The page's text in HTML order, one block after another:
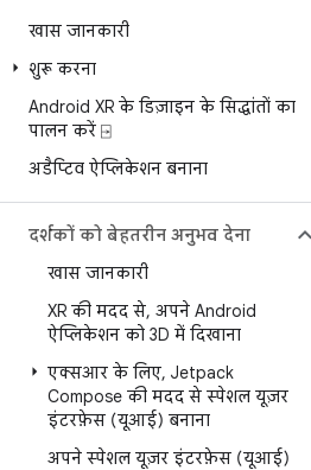
खास जानकारी
शुरू करना
Android XR के डिज़ाइन के सिद्धांतों का
पालन करें ⍈
अडैप्टिव ऐप्लिकेशन बनाना
दर्शकों को बेहतरीन अनुभव देना
खास जानकारी
XR की मदद से, अपने Android
ऐप्लिकेशन को 3D में दिखाना
एक्सआर के लिए, Jetpack
Compose की मदद से स्पेशल यूज़र
इंटरफ़ेस (यूआई) बनाना
अपने स्पेशल यूज़र इंटरफ़ेस (यूआई)